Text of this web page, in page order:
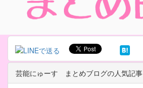
芸能にゅーす まとめブログの人気記事